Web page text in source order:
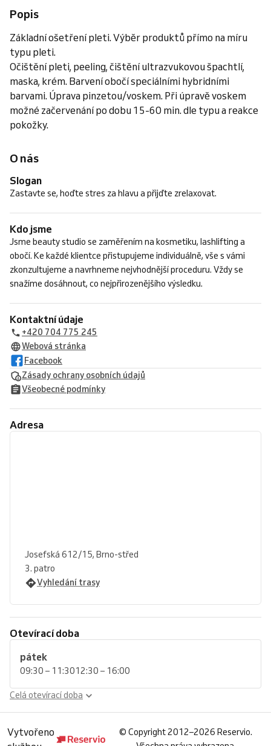
Popis
Základní ošetření pleti. Výběr produktů přímo na míru
typu pleti.
Očištění pleti, peeling, čištění ultrazvukovou špachtlí,
maska, krém. Barvení obočí speciálními hybridními
barvami. Úprava pinzetou/voskem. Při úpravě voskem
možné začervenání po dobu 15-60 min. dle typu a reakce
pokožky.
O nás
Slogan
Zastavte se, hoďte stres za hlavu a přijďte zrelaxovat.
Kdo jsme
Jsme beauty studio se zaměřením na kosmetiku, lashlifting a
obočí. Ke každé klientce přistupujeme individuálně, vše s vámi
zkonzultujeme a navrhneme nejvhodnější proceduru. Vždy se
snažíme dosáhnout, co nejpřirozenějšího výsledku.
Kontaktní údaje
+420 704 775 245
Webová stránka
Facebook
Zásady ochrany osobních údajů
Všeobecné podmínky
Adresa
Josefská 612/15, Brno-střed
3. patro
Vyhledání trasy
Otevírací doba
pátek
09:30 – 11:3012:30 – 16:00
Celá otevírací doba
Vytvořeno
© Copyright 2012–2026 Reservio.